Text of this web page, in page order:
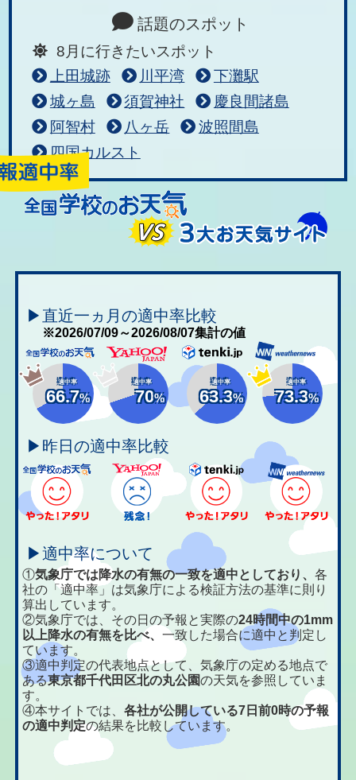
話題のスポット
8月に行きたいスポット
上田城跡
川平湾
下灘駅
城ヶ島
須賀神社
慶良間諸島
阿智村
八ヶ岳
波照間島
四国カルスト
▶直近一ヵ月の適中率比較
※2026/07/09～2026/08/07集計の値
適中率
66.7%
適中率
70%
適中率
63.3%
適中率
73.3%
▶昨日の適中率比較
▶適中率について
①気象庁では降水の有無の一致を適中としており、各
社の「適中率」は気象庁による検証方法の基準に則り
算出しています。
②気象庁では、その日の予報と実際の24時間中の1mm
以上降水の有無を比べ、一致した場合に適中と判定し
ています。
③適中判定の代表地点として、気象庁の定める地点で
ある東京都千代田区北の丸公園の天気を参照していま
す。
④本サイトでは、各社が公開している7日前0時の予報
の適中判定の結果を比較しています。